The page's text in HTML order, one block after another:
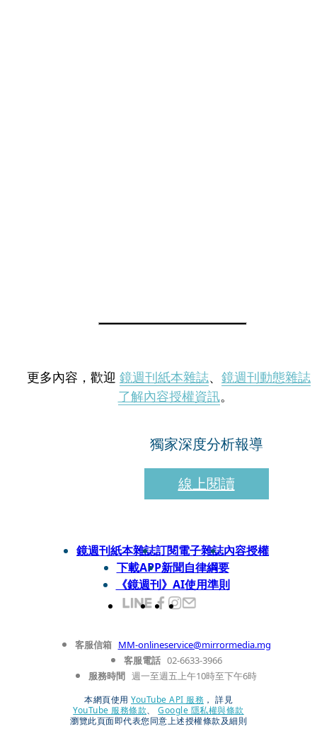
更多內容，歡迎 鏡週刊紙本雜誌、 鏡週刊動態雜誌
了解內容授權資訊。
獨家深度分析報導
線上閱讀
鏡週刊紙本雜誌訂閱電子雜誌內容授權
下載APP新聞自律綱要
《鏡週刊》AI使用準則
客服信箱 MM-onlineservice@mirrormedia.mg
客服電話 02-6633-3966
服務時間 週一至週五上午10時至下午6時
本網頁使用 YouTube API 服務 ， 詳見
YouTube 服務條款、
Google 隱私權與條款
瀏覽此頁面即代表您同意上述授權條款及細則